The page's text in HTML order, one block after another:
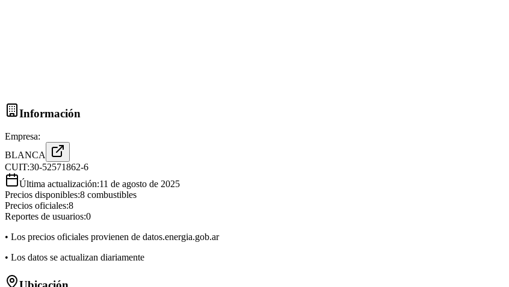
Información
Empresa:
BLANCA
CUIT:30-52571862-6
Última actualización:11 de agosto de 2025
Precios disponibles:8 combustibles
Precios oficiales:8
Reportes de usuarios:0
• Los precios oficiales provienen de datos.energia.gob.ar
• Los datos se actualizan diariamente